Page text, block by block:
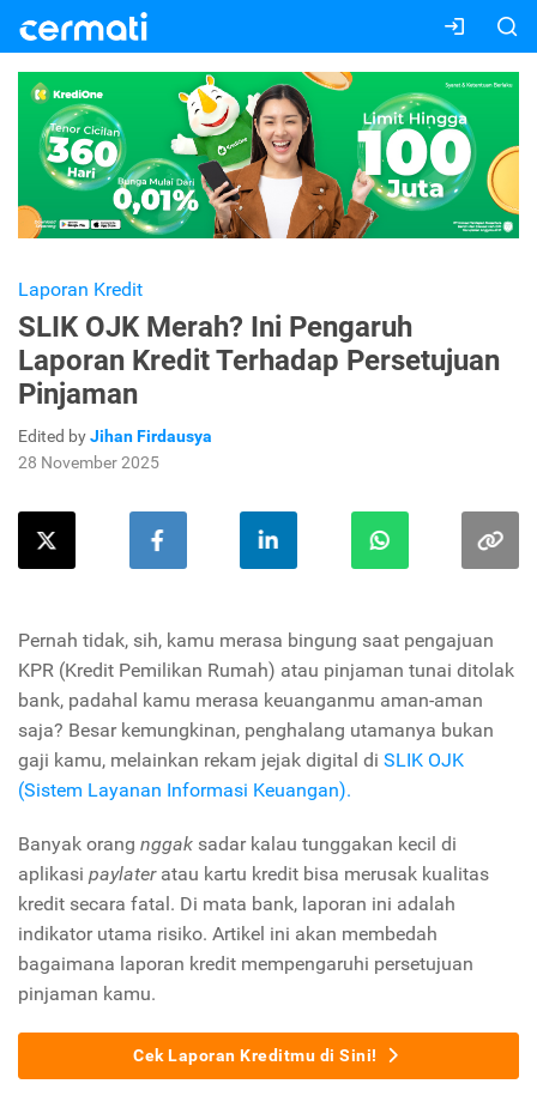
Laporan Kredit
SLIK OJK Merah? Ini Pengaruh
Laporan Kredit Terhadap Persetujuan
Pinjaman
Edited byJihan Firdausya
28 November 2025
Pernah tidak, sih, kamu merasa bingung saat pengajuan
KPR (Kredit Pemilikan Rumah) atau pinjaman tunai ditolak
bank, padahal kamu merasa keuanganmu aman-aman
saja? Besar kemungkinan, penghalang utamanya bukan
gaji kamu, melainkan rekam jejak digital di SLIK OJK
(Sistem Layanan Informasi Keuangan).
Banyak orang nggak sadar kalau tunggakan kecil di
aplikasi paylater atau kartu kredit bisa merusak kualitas
kredit secara fatal. Di mata bank, laporan ini adalah
indikator utama risiko. Artikel ini akan membedah
bagaimana laporan kredit mempengaruhi persetujuan
pinjaman kamu.
Cek Laporan Kreditmu di Sini!